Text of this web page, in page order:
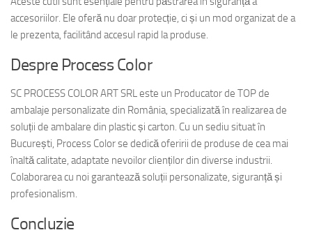
accesoriilor. Ele oferă nu doar protecție, ci și un mod organizat de a
le prezenta, facilitând accesul rapid la produse.
Despre Process Color
SC PROCESS COLOR ART SRL este un Producator de TOP de
ambalaje personalizate din România, specializată în realizarea de
soluții de ambalare din plastic și carton. Cu un sediu situat în
București, Process Color se dedică oferirii de produse de cea mai
înaltă calitate, adaptate nevoilor clienților din diverse industrii.
Colaborarea cu noi garantează soluții personalizate, siguranță și
profesionalism.
Concluzie